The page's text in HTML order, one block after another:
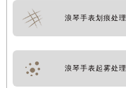
浪琴手表划痕处理
浪琴手表起雾处理